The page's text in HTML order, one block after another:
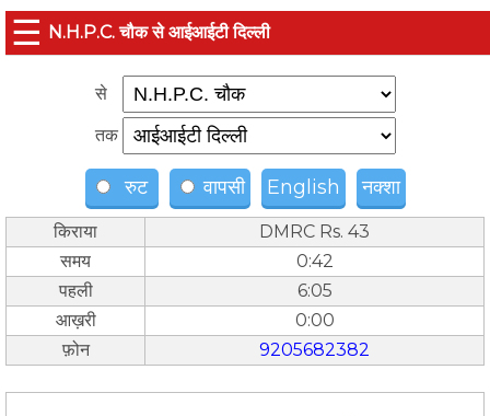
☰ N.H.P.C. चौक से आईआईटी दिल्ली
से
तक
रुट वापसी English नक्शा
किराया
DMRC Rs. 43
समय
0:42
पहली
6:05
आख़री
0:00
फ़ोन
9205682382